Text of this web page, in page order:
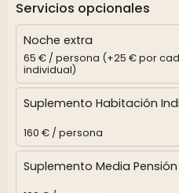
Servicios opcionales
Noche extra
65 € / persona (+25 € por
individual)
Suplemento Habitación
160 € / persona
Suplemento Media Pensión